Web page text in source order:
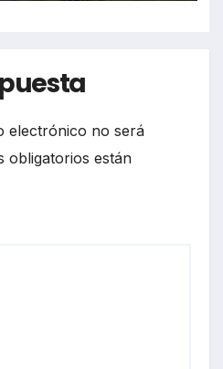
electrónico no será
obligatorios están